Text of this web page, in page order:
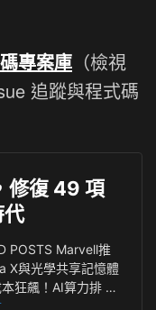
專案庫 （檢視
追蹤與程式碼